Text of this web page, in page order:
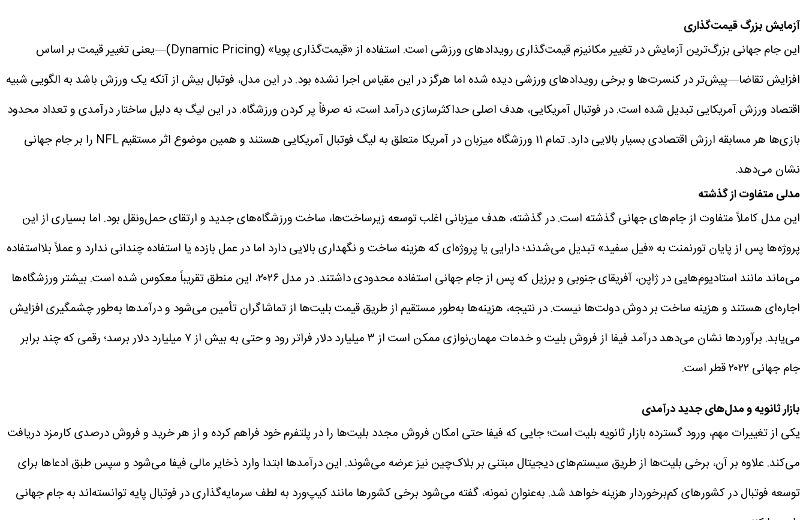
آزمایش بزرگ قیمت‌گذاری
این جام جهانی بزرگ‌ترین آزمایش در تغییر مکانیزم قیمت‌گذاری رویدادهای ورزشی است. استفاده از «قیمت‌گذاری پویا» (Dynamic Pricing)—یعنی تغییر قیمت بر اساس
افزایش تقاضا—پیش‌تر در کنسرت‌ها و برخی رویدادهای ورزشی دیده شده اما هرگز در این مقیاس اجرا نشده بود.در این مدل، فوتبال بیش از آنکه یک ورزش باشد به الگویی شبیه
اقتصاد ورزش آمریکایی تبدیل شده است. در فوتبال آمریکایی، هدف اصلی حداکثرسازی درآمد است، نه صرفاً پر کردن ورزشگاه. در این لیگ به دلیل ساختار درآمدی و تعداد محدود
بازی‌ها هر مسابقه ارزش اقتصادی بسیار بالایی دارد.
تمام ۱۱ ورزشگاه میزبان در آمریکا متعلق به لیگ فوتبال آمریکایی هستند و همین موضوع اثر مستقیم NFL را بر جام جهانی
نشان می‌دهد.
مدلی متفاوت از گذشته
این مدل کاملاً متفاوت از جام‌های جهانی گذشته است. در گذشته، هدف میزبانی اغلب توسعه زیرساخت‌ها، ساخت ورزشگاه‌های جدید و ارتقای حمل‌ونقل بود. اما بسیاری از این
پروژه‌ها پس از پایان تورنمنت به «فیل سفید» تبدیل می‌شدند؛ دارایی یا پروژه‌ای که هزینه ساخت و نگهداری بالایی دارد اما در عمل بازده یا استفاده چندانی ندارد و عملاً بلااستفاده
می‌ماند مانند استادیوم‌هایی در ژاپن، آفریقای جنوبی و برزیل که پس از جام جهانی استفاده محدودی داشتند.
در مدل ۲۰۲۶، این منطق تقریباً معکوس شده است. بیشتر ورزشگاه‌ها
اجاره‌ای هستند و هزینه ساخت بر دوش دولت‌ها نیست. در نتیجه، هزینه‌ها به‌طور مستقیم از طریق قیمت بلیت‌ها از تماشاگران تأمین می‌شود و درآمدها به‌طور چشمگیری افزایش
می‌یابد.
برآوردها نشان می‌دهد درآمد فیفا از فروش بلیت و خدمات مهمان‌نوازی ممکن است از ۳ میلیارد دلار فراتر رود و حتی به بیش از ۷ میلیارد دلار برسد؛ رقمی که چند برابر
جام جهانی ۲۰۲۲ قطر است.
بازار ثانویه و مدل‌های جدید درآمدی
یکی از تغییرات مهم، ورود گسترده بازار ثانویه بلیت است؛ جایی که فیفا حتی امکان فروش مجدد بلیت‌ها را در پلتفرم خود فراهم کرده و از هر خرید و فروش درصدی کارمزد دریافت
می‌کند. علاوه بر آن، برخی بلیت‌ها از طریق سیستم‌های دیجیتال مبتنی بر بلاک‌چین نیز عرضه می‌شوند. این درآمدها ابتدا وارد ذخایر مالی فیفا می‌شود و سپس طبق ادعاها برای
توسعه فوتبال در کشورهای کم‌برخوردار هزینه خواهد شد. به‌عنوان نمونه، گفته می‌شود برخی کشورها مانند کیپ‌ورد به لطف سرمایه‌گذاری در فوتبال پایه توانسته‌اند به جام جهانی